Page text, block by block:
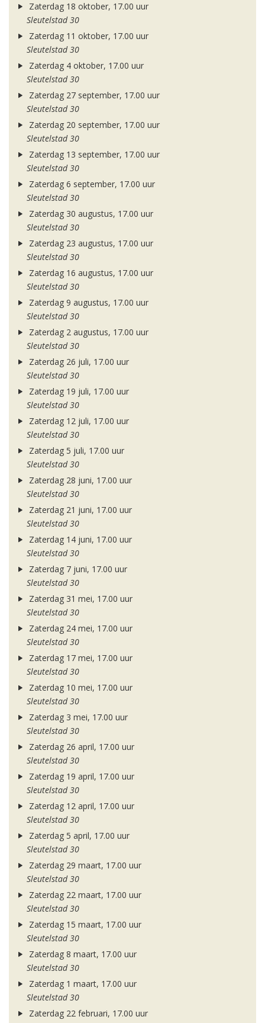
Zaterdag 18 oktober, 17.00 uur
Sleutelstad 30
Zaterdag 11 oktober, 17.00 uur
Sleutelstad 30
Zaterdag 4 oktober, 17.00 uur
Sleutelstad 30
Zaterdag 27 september, 17.00 uur
Sleutelstad 30
Zaterdag 20 september, 17.00 uur
Sleutelstad 30
Zaterdag 13 september, 17.00 uur
Sleutelstad 30
Zaterdag 6 september, 17.00 uur
Sleutelstad 30
Zaterdag 30 augustus, 17.00 uur
Sleutelstad 30
Zaterdag 23 augustus, 17.00 uur
Sleutelstad 30
Zaterdag 16 augustus, 17.00 uur
Sleutelstad 30
Zaterdag 9 augustus, 17.00 uur
Sleutelstad 30
Zaterdag 2 augustus, 17.00 uur
Sleutelstad 30
Zaterdag 26 juli, 17.00 uur
Sleutelstad 30
Zaterdag 19 juli, 17.00 uur
Sleutelstad 30
Zaterdag 12 juli, 17.00 uur
Sleutelstad 30
Zaterdag 5 juli, 17.00 uur
Sleutelstad 30
Zaterdag 28 juni, 17.00 uur
Sleutelstad 30
Zaterdag 21 juni, 17.00 uur
Sleutelstad 30
Zaterdag 14 juni, 17.00 uur
Sleutelstad 30
Zaterdag 7 juni, 17.00 uur
Sleutelstad 30
Zaterdag 31 mei, 17.00 uur
Sleutelstad 30
Zaterdag 24 mei, 17.00 uur
Sleutelstad 30
Zaterdag 17 mei, 17.00 uur
Sleutelstad 30
Zaterdag 10 mei, 17.00 uur
Sleutelstad 30
Zaterdag 3 mei, 17.00 uur
Sleutelstad 30
Zaterdag 26 april, 17.00 uur
Sleutelstad 30
Zaterdag 19 april, 17.00 uur
Sleutelstad 30
Zaterdag 12 april, 17.00 uur
Sleutelstad 30
Zaterdag 5 april, 17.00 uur
Sleutelstad 30
Zaterdag 29 maart, 17.00 uur
Sleutelstad 30
Zaterdag 22 maart, 17.00 uur
Sleutelstad 30
Zaterdag 15 maart, 17.00 uur
Sleutelstad 30
Zaterdag 8 maart, 17.00 uur
Sleutelstad 30
Zaterdag 1 maart, 17.00 uur
Sleutelstad 30
Zaterdag 22 februari, 17.00 uur